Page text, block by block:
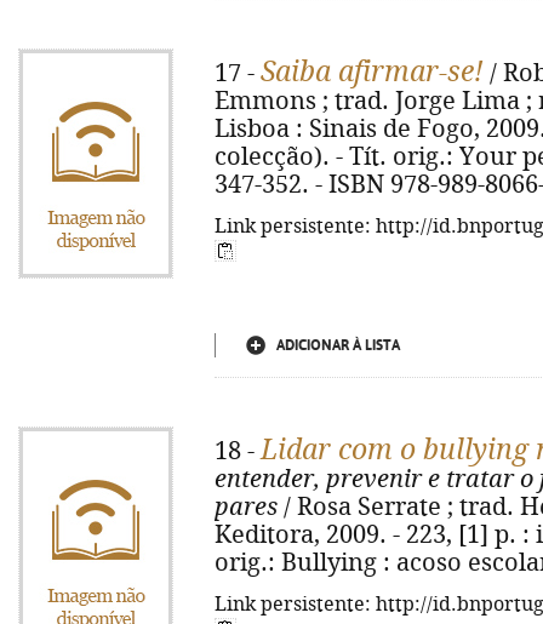
17 - Saiba afirmar-se! /
Emmons ; trad. Jorge Lima ;
Lisboa : Sinais de Fogo,
colecção). - Tít. orig.: Your
347-352. - ISBN 978-989-
Link persistente: http://
ADICIONAR À LISTA
18 -Lidar com o bullying
entender, prevenir e tratar o
pares / Rosa Serrate ; trad.
Keditora, 2009. - 223, [1] p. :
orig.: Bullying : acoso
Link persistente: http://